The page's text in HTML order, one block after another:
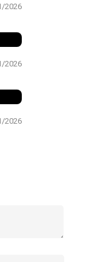
2026
2026
2026